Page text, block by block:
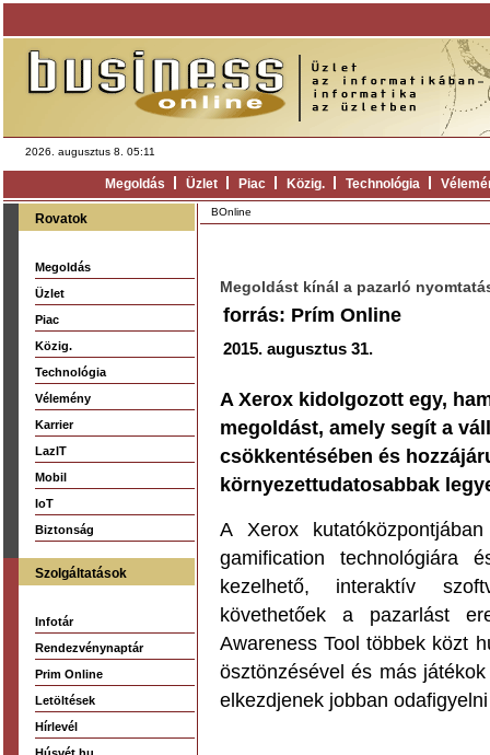
2026. augusztus 8. 05:11
Megoldás Üzlet Piac Közig. Technológia
Rovatok
Megoldás
Üzlet
Piac
Közig.
Technológia
Vélemény
Karrier
LazIT
Mobil
IoT
Biztonság
Szolgáltatások
Infotár
Rendezvénynaptár
Prim Online
Letöltések
Hírlevél
BOnline
Megoldást kínál a pazarló
forrás: Prím Online
2015. augusztus 31.
A Xerox kidolgozott egy,
megoldást, amely segít a
csökkentésében és
környezettudatosabbak
A Xerox
gamification technológiára
kezelhető, interaktív
követhetőek a pazarlást
Awareness Tool többek közt
ösztönzésével és más
elkezdjenek jobban